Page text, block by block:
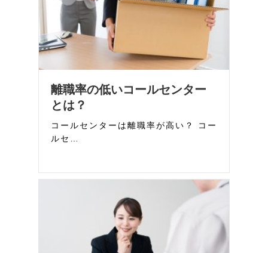
離職率の低いコールセンター
とは？
コールセンターは離職率が高い？ コー
ルセ…